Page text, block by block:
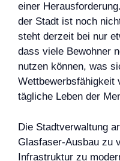
einer
der Stadt ist noch
steht derzeit bei nur
dass viele Bewohner
nutzen können, was
Wettbewerbsfähigkeit
tägliche Leben der
Die Stadtverwaltung
Glasfaser-Ausbau zu
Infrastruktur zu